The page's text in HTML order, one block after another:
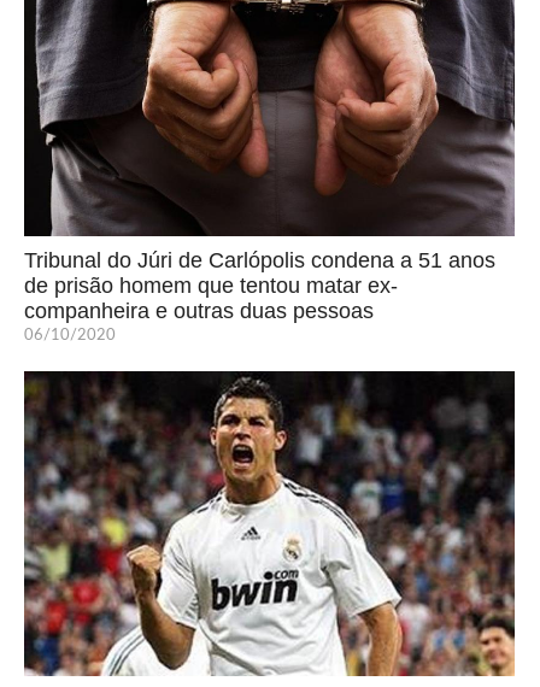
Tribunal do Júri de Carlópolis condena a 51 anos
de prisão homem que tentou matar ex-
companheira e outras duas pessoas
06/10/2020